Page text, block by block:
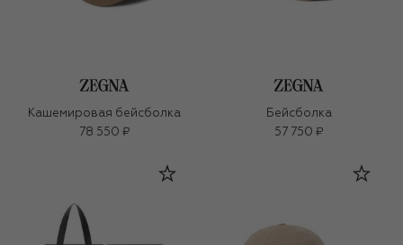
Кашемировая бейсболка
78 550 ₽
Бейсболка
57 750 ₽